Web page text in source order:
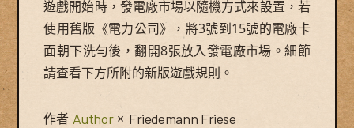
遊戲開始時，發電廠市場以隨機方式來設置，若
使用舊版《電力公司》，將3號到15號的電廠卡
面朝下洗勻後，翻開8張放入發電廠市場。細節
請查看下方所附的新版遊戲規則。
作者 Author × Friedemann Friese